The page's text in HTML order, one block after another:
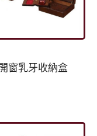
開窗乳牙收納盒